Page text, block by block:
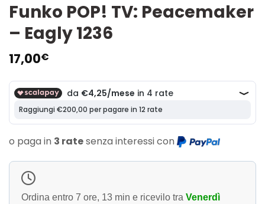
Funko POP! TV: Peacemaker
– Eagly 1236
17,00€
o paga in 3 ratesenza interessi con
Ordina entro 7 ore, 13 min e ricevilo tra Venerdì